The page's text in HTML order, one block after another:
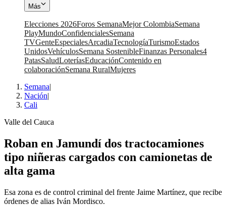
Más
Elecciones 2026Foros SemanaMejor ColombiaSemana
PlayMundoConfidencialesSemana
TVGenteEspecialesArcadiaTecnologíaTurismoEstados
UnidosVehículosSemana SostenibleFinanzas Personales4
PatasSaludLoteríasEducaciónContenido en
colaboraciónSemana RuralMujeres
Semana|
Nación|
Cali
Valle del Cauca
Roban en Jamundí dos tractocamiones
tipo niñeras cargados con camionetas de
alta gama
Esa zona es de control criminal del frente Jaime Martínez, que recibe
órdenes de alias Iván Mordisco.